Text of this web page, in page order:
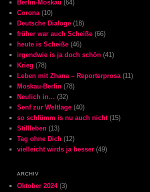
Berlin-Moskau (64)
Corona(10)
Deutsche Dialoge (18)
früher war auch Scheiße (66)
heute is Scheiße (46)
irgendwie is ja doch schön (41)
Krieg (78)
Leben mit Zhana – Reporterprosa(11)
Moskau-Berlin (78)
Neulich in… (32)
Senf zur Weltlage (40)
so schlümm is nu auch nicht(15)
Stillleben (13)
Tag ohne Dich (12)
vielleicht wirds ja besser (49)
ARCHIV
Oktober 2024(3)